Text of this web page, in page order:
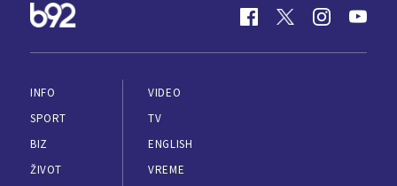
INFO
SPORT
BIZ
ŽIVOT
VIDEO
TV
ENGLISH
VREME